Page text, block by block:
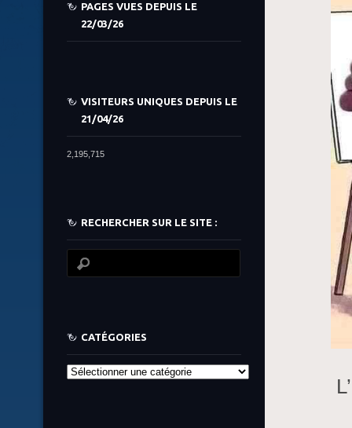
PAGES VUES DEPUIS LE
22/03/26
VISITEURS UNIQUES DEPUIS LE
21/04/26
2,195,715
RECHERCHER SUR LE SITE :
CATÉGORIES
Catégories